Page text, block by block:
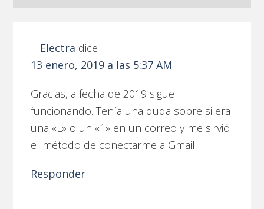
Electra dice
13 enero, 2019 a las 5:37 AM
Gracias, a fecha de 2019 sigue
funcionando. Tenía una duda sobre si era
una «L» o un «1» en un correo y me sirvió
el método de conectarme a Gmail
Responder